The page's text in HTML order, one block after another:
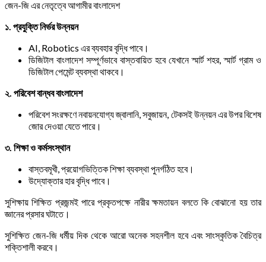
জেন-জি এর নেতৃত্বে আগামীর বাংলাদেশ
১. প্রযুক্তি নির্ভর উন্নয়ন
AI, Robotics এর ব্যবহার বৃদ্ধি পাবে।
ডিজিটাল বাংলাদেশ সম্পূর্ণভাবে বাস্তবায়িত হবে যেখানে স্মার্ট শহর, স্মার্ট গ্রাম ও
ডিজিটাল পেমেন্ট ব্যবস্থা থাকবে।
২. পরিবেশ বান্ধব বাংলাদেশ
পরিবেশ সংরক্ষণে নবায়নযোগ্য জ্বালানি, সবুজায়ন, টেকসই উন্নয়ন এর উপর বিশেষ
জোর দেওয়া যেতে পারে।
৩. শিক্ষা ও কর্মসংস্থান
বাস্তবমূখী, প্রয়োগভিত্তিক শিক্ষা ব্যবস্থা পুনর্গঠিত হবে।
উদ্যোক্তার হার বৃদ্ধি পাবে।
সুশিক্ষায় শিক্ষিত প্রজন্মই পারে প্রকৃতপক্ষে নারীর ক্ষমতায়ন বলতে কি বোঝানো হয় তার
জ্ঞানের প্রসার ঘটাতে।
সুশিক্ষিত জেন-জি ধর্মীয় দিক থেকে আরো অনেক সহনশীল হবে এবং সাংস্কৃতিক বৈচিত্র
শক্তিশালী করবে।